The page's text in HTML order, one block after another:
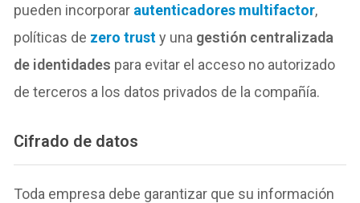
pueden incorporar autenticadores multifactor,
políticas de zero trusty una gestión centralizada
de identidades para evitar el acceso no autorizado
de terceros a los datos privados de la compañía.
Cifrado de datos
Toda empresa debe garantizar que su información